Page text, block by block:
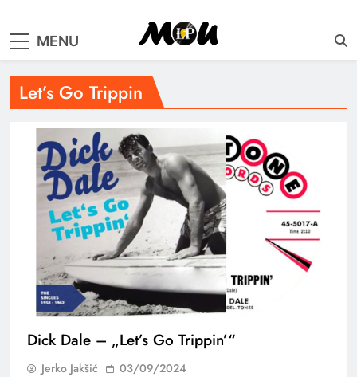
samo muzika i …..
MENU
Let’s Go Trippin
Dick Dale – „Let’s Go Trippin’“
Jerko Jakšić 03/09/2024